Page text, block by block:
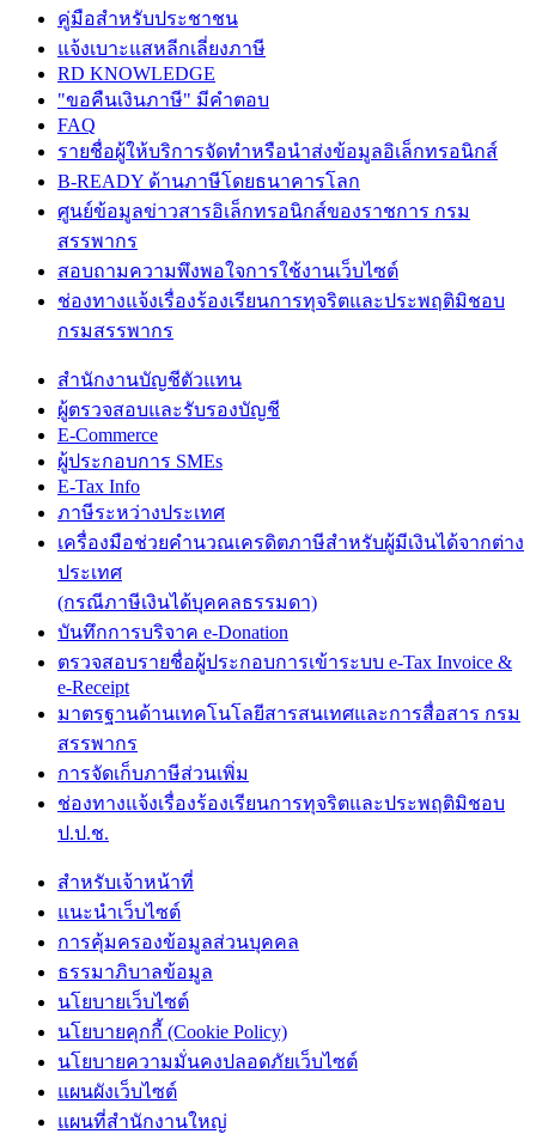
คู่มือสำหรับประชาชน
แจ้งเบาะแสหลีกเลี่ยงภาษี
RD KNOWLEDGE
"ขอคืนเงินภาษี" มีคำตอบ
FAQ
รายชื่อผู้ให้บริการจัดทำหรือนำส่งข้อมูลอิเล็กทรอนิกส์
B-READY ด้านภาษีโดยธนาคารโลก
ศูนย์ข้อมูลข่าวสารอิเล็กทรอนิกส์ของราชการ กรม
สรรพากร
สอบถามความพึงพอใจการใช้งานเว็บไซต์
ช่องทางแจ้งเรื่องร้องเรียนการทุจริตและประพฤติมิชอบ
กรมสรรพากร
สำนักงานบัญชีตัวแทน
ผู้ตรวจสอบและรับรองบัญชี
E-Commerce
ผู้ประกอบการ SMEs
E-Tax Info
ภาษีระหว่างประเทศ
เครื่องมือช่วยคำนวณเครดิตภาษีสำหรับผู้มีเงินได้จากต่าง
ประเทศ
(กรณีภาษีเงินได้บุคคลธรรมดา)
บันทึกการบริจาค e-Donation
ตรวจสอบรายชื่อผู้ประกอบการเข้าระบบ e-Tax Invoice &
e-Receipt
มาตรฐานด้านเทคโนโลยีสารสนเทศและการสื่อสาร กรม
สรรพากร
การจัดเก็บภาษีส่วนเพิ่ม
ช่องทางแจ้งเรื่องร้องเรียนการทุจริตและประพฤติมิชอบ
ป.ป.ช.
สำหรับเจ้าหน้าที่
แนะนำเว็บไซต์
การคุ้มครองข้อมูลส่วนบุคคล
ธรรมาภิบาลข้อมูล
นโยบายเว็บไซต์
นโยบายคุกกี้ (Cookie Policy)
นโยบายความมั่นคงปลอดภัยเว็บไซต์
แผนผังเว็บไซต์
แผนที่สำนักงานใหญ่